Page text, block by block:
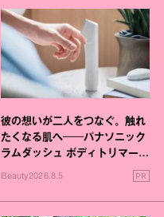
彼の想いが二人をつなぐ。触れ
たくなる肌へ──パナソニック
ラムダッシュ ボディトリマーが
Beauty2026.8.5 PR